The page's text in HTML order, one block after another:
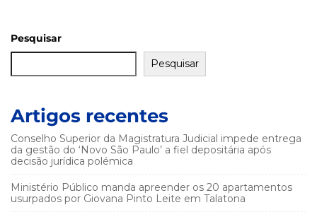
Pesquisar
Pesquisar
Artigos recentes
Conselho Superior da Magistratura Judicial impede entrega
da gestão do ‘Novo São Paulo’ a fiel depositária após
decisão jurídica polémica
Ministério Público manda apreender os 20 apartamentos
usurpados por Giovana Pinto Leite em Talatona